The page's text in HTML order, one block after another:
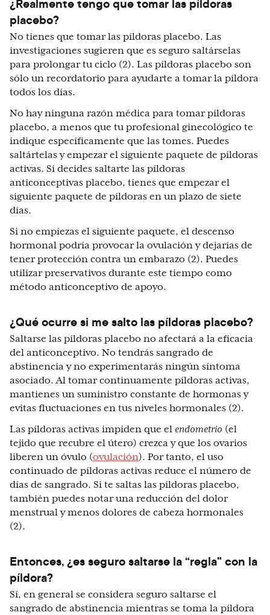
¿Realmente tengo que tomar las píldoras
placebo?
No tienes que tomar las píldoras placebo. Las
investigaciones sugieren que es seguro saltárselas
para prolongar tu ciclo (2). Las píldoras placebo son
sólo un recordatorio para ayudarte a tomar la píldora
todos los días.
No hay ninguna razón médica para tomar píldoras
placebo, a menos que tu profesional ginecológico te
indique específicamente que las tomes. Puedes
saltártelas y empezar el siguiente paquete de píldoras
activas. Si decides saltarte las píldoras
anticonceptivas placebo, tienes que empezar el
siguiente paquete de píldoras en un plazo de siete
días.
Si no empiezas el siguiente paquete, el descenso
hormonal podría provocar la ovulación y dejarías de
tener protección contra un embarazo (2). Puedes
utilizar preservativos durante este tiempo como
método anticonceptivo de apoyo.
¿Qué ocurre si me salto las píldoras placebo?
Saltarse las píldoras placebo no afectará a la eficacia
del anticonceptivo. No tendrás sangrado de
abstinencia y no experimentarás ningún síntoma
asociado. Al tomar continuamente píldoras activas,
mantienes un suministro constante de hormonas y
evitas fluctuaciones en tus niveles hormonales (2).
Las píldoras activas impiden que el endometrio (el
tejido que recubre el útero) crezca y que los ovarios
liberen un óvulo (ovulación). Por tanto, el uso
continuado de píldoras activas reduce el número de
días de sangrado. Si te saltas las píldoras placebo,
también puedes notar una reducción del dolor
menstrual y menos dolores de cabeza hormonales
(2).
Entonces, ¿es seguro saltarse la “regla" con la
píldora?
Sí, en general se considera seguro saltarse el
sangrado de abstinencia mientras se toma la píldora